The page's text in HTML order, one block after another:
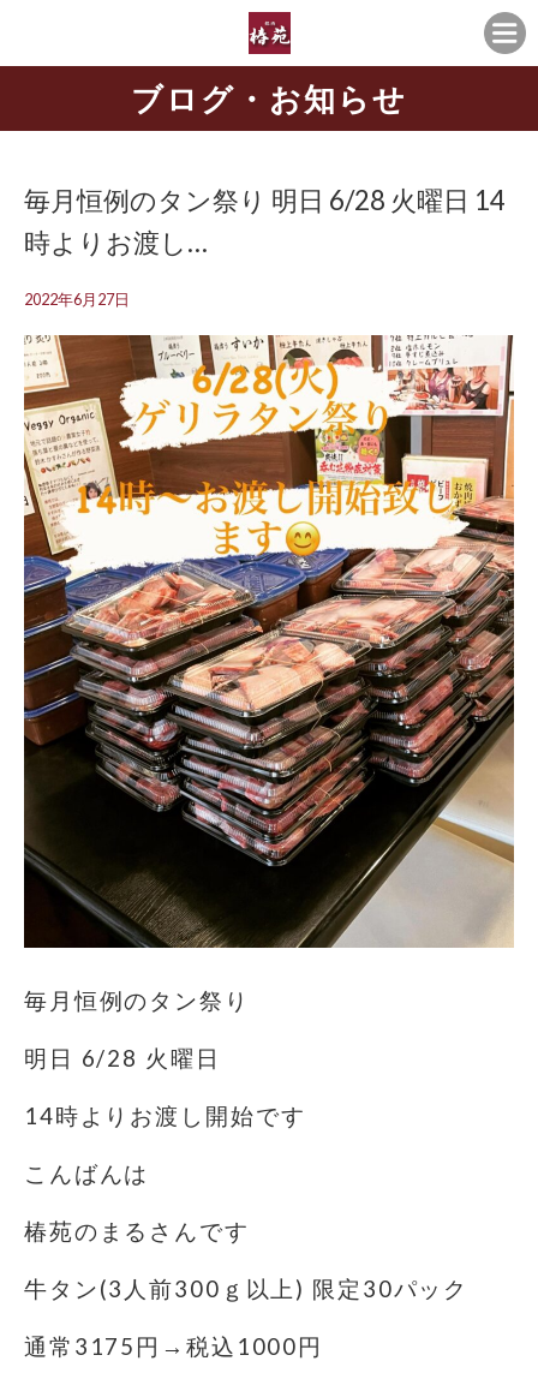
ブログ・お知らせ
毎月恒例のタン祭り 明日 6/28 火曜日 14
時よりお渡し…
2022年6月27日
毎月恒例のタン祭り
明日 6/28 火曜日
14時よりお渡し開始です
こんばんは
椿苑のまるさんです
牛タン(3人前300ｇ以上) 限定30パック
通常3175円→税込1000円